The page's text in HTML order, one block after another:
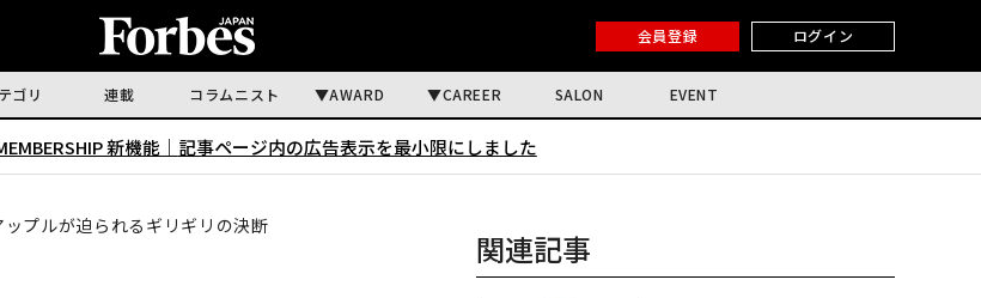
会員登録 ログイン
ゴリ 連載 コラムニスト AWARD CAREER SALON EVENT
新機能｜ 記事ページ内の広告表示を最小限にしました
プルが迫られるギリギリの決断
関連記事